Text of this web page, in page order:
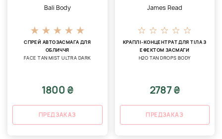
Bali Body
СПРЕЙ АВТОЗАСМАГА ДЛЯ
ОБЛИЧЧЯ
FACE TAN MIST ULTRA DARK
1800 ₴
ПРЕДЗАКАЗ
James Read
КРАПЛІ-КОНЦЕНТРАТ ДЛЯ ТІЛА З
ЕФЕКТОМ ЗАСМАГИ
H2O TAN DROPS BODY
2787 ₴
ПРЕДЗАКАЗ